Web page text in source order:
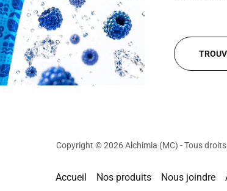
Copyright © 2026 Alchimia (MC) - Tous
Accueil Nos produits Nous joindre